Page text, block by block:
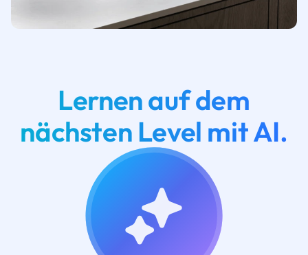
Lernen auf dem
nächsten Level mit AI.